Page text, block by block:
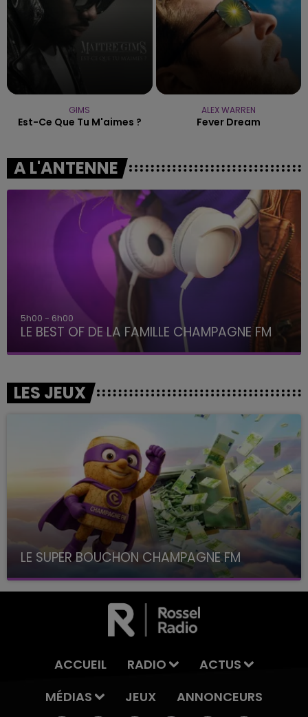
GIMS
Est-Ce Que Tu M'aimes ?
ALEX WARREN
Fever Dream
A L'ANTENNE
5h00 - 6h00
LE BEST OF DE LA FAMILLE CHAMPAGNE FM
LES JEUX
LE SUPER BOUCHON CHAMPAGNE FM
avec La Famille Champagne FM, à 8H10
ACCUEIL RADIO
ACTUS
MÉDIAS
JEUX ANNONCEURS